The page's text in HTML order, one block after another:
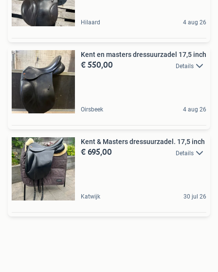
Hilaard 4 aug 26
Kent en masters dressuurzadel 17,5 inch
€ 550,00 Details
Oirsbeek 4 aug 26
Kent & Masters dressuurzadel. 17,5 inch
€ 695,00 Details
Katwijk 30 jul 26